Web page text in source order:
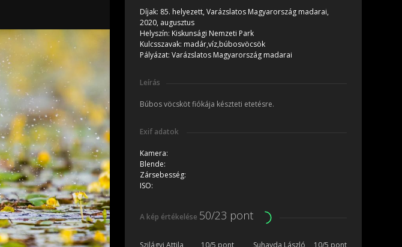
Díjak: 85. helyezett, Varázslatos Magyarország madarai,
2020, augusztus
Helyszín: Kiskunsági Nemzeti Park
Kulcsszavak: madár,víz,búbosvöcsök
Pályázat: Varázslatos Magyarország madarai
Leírás
Búbos vöcsköt fiókája készteti etetésre.
Exif adatok
Kamera:
Blende:
Zársebesség:
ISO:
A kép értékelése 50/23 pont